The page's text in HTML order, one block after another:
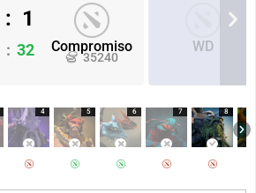
Compromiso
35240
: 1
: 32 WD
4 5 6 7 8